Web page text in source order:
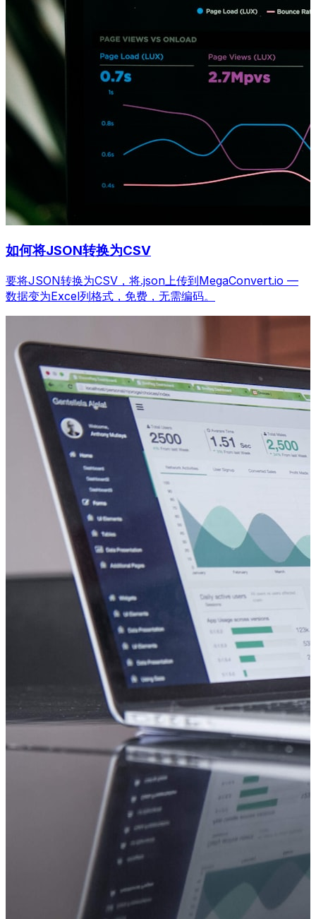
如何将JSON转换为CSV
要将JSON转换为CSV，将.json上传到MegaConvert.io —
数据变为Excel列格式，免费，无需编码。